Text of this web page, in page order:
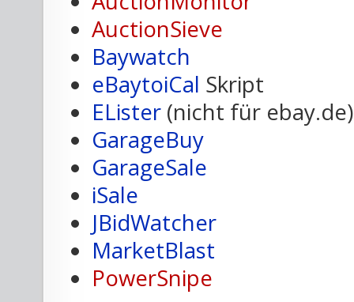
AuctionSieve
Baywatch
eBaytoiCal Skript
ELister (nicht für ebay.de)
GarageBuy
GarageSale
iSale
JBidWatcher
MarketBlast
PowerSnipe